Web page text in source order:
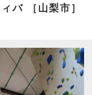
バ ［山梨市］